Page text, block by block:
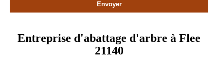
Entreprise d'abattage d'arbre à Flee
21140